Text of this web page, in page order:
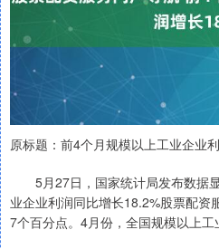
原标题：前4个月规模以上工业企业
5月27日，国家统计局发布数据
业企业利润同比增长18.2%股票配资
7个百分点。4月份，全国规模以上工